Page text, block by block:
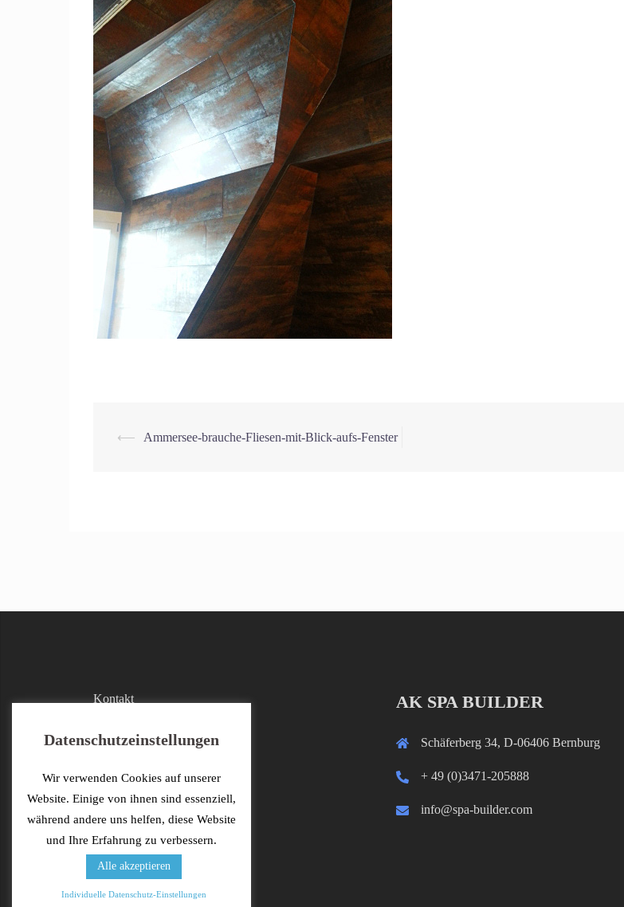
Beitrags-
⟵ Ammersee-brauche-Fliesen-mit-Blick-aufs-Fenster
Kontakt AK SPA BUILDER
Schäferberg 34, D-06406 Bernburg
+ 49 (0)3471-205888
info@spa-builder.com
Datenschutzeinstellungen
Wir verwenden Cookies auf unserer
Website. Einige von ihnen sind essenziell,
während andere uns helfen, diese Website
und Ihre Erfahrung zu verbessern.
Alle akzeptieren
Individuelle Datenschutz-Einstellungen